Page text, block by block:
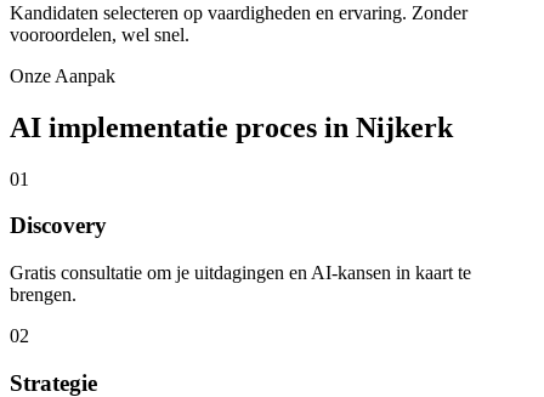
Kandidaten selecteren op vaardigheden en ervaring. Zonder
vooroordelen, wel snel.
Onze Aanpak
AI implementatie proces in Nijkerk
01
Discovery
Gratis consultatie om je uitdagingen en AI-kansen in kaart te
brengen.
02
Strategie